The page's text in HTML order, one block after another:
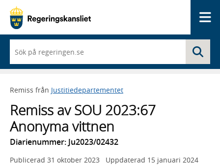
du
börjar
skriva
framträder
lista
med
sökförslag
Remiss från Justitiedepartementet
Remiss av SOU 2023:67
Anonyma vittnen
Diarienummer: Ju2023/02432
Publicerad 31 oktober 2023 Uppdaterad 15 januari 2024